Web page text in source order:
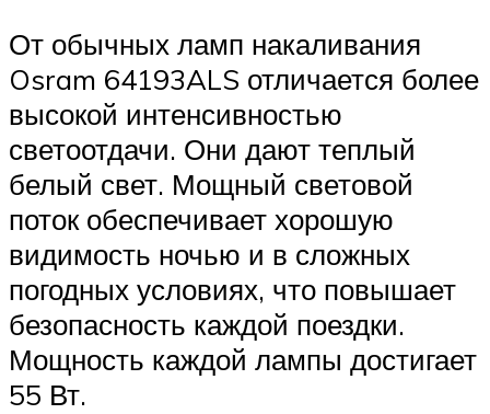
От обычных ламп накаливания
Osram 64193ALS отличается более
высокой интенсивностью
светоотдачи. Они дают теплый
белый свет. Мощный световой
поток обеспечивает хорошую
видимость ночью и в сложных
погодных условиях, что повышает
безопасность каждой поездки.
Мощность каждой лампы достигает
55 Вт.